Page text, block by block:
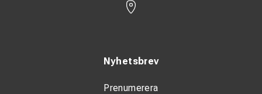
Nyhetsbrev
Prenumerera